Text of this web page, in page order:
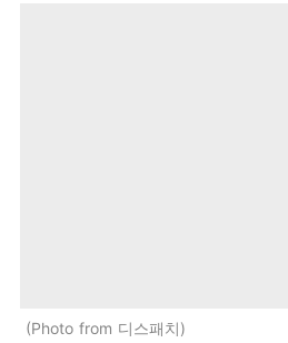
Photo from 디스패치